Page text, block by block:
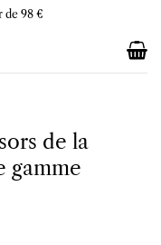
de 98 €
de la
gamme